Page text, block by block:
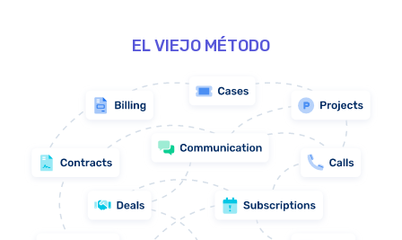
EL VIEJO MÉTODO